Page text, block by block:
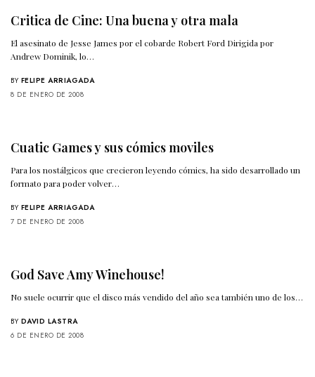
Critica de Cine: Una buena y otra mala
El asesinato de Jesse James por el cobarde Robert Ford Dirigida por
Andrew Dominik, lo…
BY FELIPE ARRIAGADA
8 DE ENERO DE 2008
Cuatic Games y sus cómics moviles
Para los nostálgicos que crecieron leyendo cómics, ha sido desarrollado un
formato para poder volver…
BY FELIPE ARRIAGADA
7 DE ENERO DE 2008
God Save Amy Winehouse!
No suele ocurrir que el disco más vendido del año sea también uno de los…
BY DAVID LASTRA
6 DE ENERO DE 2008